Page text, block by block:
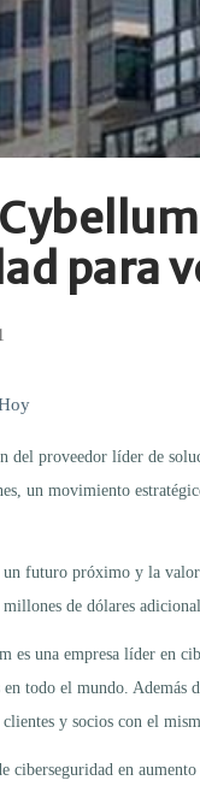
para
proveedor líder de
un movimiento
un futuro próximo y la
de dólares
es una empresa líder en
todo el mundo.
y socios con el
ciberseguridad en